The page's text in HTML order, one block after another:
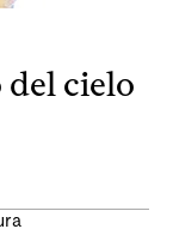
del cielo